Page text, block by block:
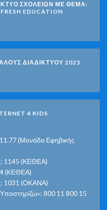
ΣΧΟΛΕΊΩΝ ΜΕ ΘΈΜΑ:
EDUCATION
ΔΙΑΔΙΚΤΥΟΥ 2025
4 KIDS
(Μονάδα Εφηβικής
1145 (ΚΕΘΕΑ)
(ΚΕΘΕΑ)
1031 (ΟΚΑΝΑ)
800 11 800 15